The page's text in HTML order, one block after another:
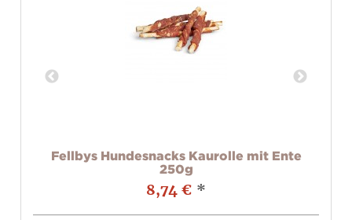
Fellbys Hundesnacks Kaurolle mit Ente
250g
8,74 € *